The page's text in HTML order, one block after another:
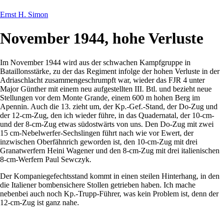
Ernst H. Simon
November 1944, hohe Verluste
Im November 1944 wird aus der schwachen Kampfgruppe in
Bataillonsstärke, zu der das Regiment infolge der hohen Verluste in der
Adriaschlacht zusammengeschrumpft war, wieder das FJR 4 unter
Major Günther mit einem neu aufgestellten III. Btl. und bezieht neue
Stellungen vor dem Monte Grande, einem 600 m hohen Berg im
Apennin. Auch die 13. zieht um, der Kp.-Gef.-Stand, der Do-Zug und
der 12-cm-Zug, den ich wieder führe, in das Quadernatal, der 10-cm-
und der 8-cm-Zug etwas südostwärts von uns. Den Do-Zug mit zwei
15 cm-Nebelwerfer-Sechslingen führt nach wie vor Ewert, der
inzwischen Oberfähnrich geworden ist, den 10-cm-Zug mit drei
Granatwerfern Heini Wagener und den 8-cm-Zug mit drei italienischen
8-cm-Werfern Paul Sewczyk.
Der Kompaniegefechtsstand kommt in einen steilen Hinterhang, in den
die Italiener bombensichere Stollen getrieben haben. Ich mache
nebenbei auch noch Kp.-Trupp-Führer, was kein Problem ist, denn der
12-cm-Zug ist ganz nahe.